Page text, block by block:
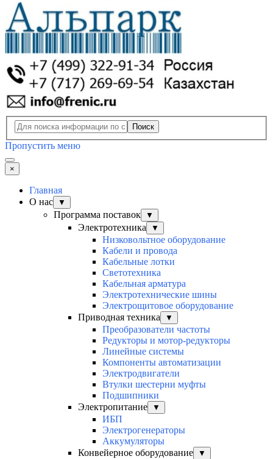
Поиск
Пропустить меню
×
Главная
О нас
▼
Программа поставок ▼
Электротехника ▼
Низковольтное оборудование
Кабели и провода
Кабельные лотки
Светотехника
Кабельная арматура
Электротехнические шины
Электрощитовое оборудование
Приводная техника
▼
Преобразователи частоты
Редукторы и мотор-редукторы
Линейные системы
Компоненты автоматизации
Электродвигатели
Втулки шестерни муфты
Подшипники
Электропитание
▼
ИБП
Электрогенераторы
Аккумуляторы
Конвейерное оборудование
▼